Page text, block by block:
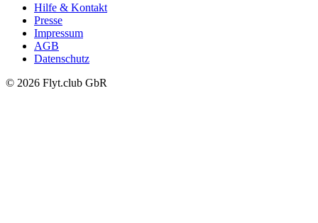
Hilfe & Kontakt
Presse
Impressum
AGB
Datenschutz
© 2026 Flyt.club GbR